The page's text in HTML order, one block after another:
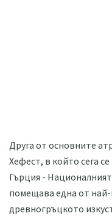
Друга от основните
Хефест, в който сега
Гърция - Националният
помещава една от
древногръцкото